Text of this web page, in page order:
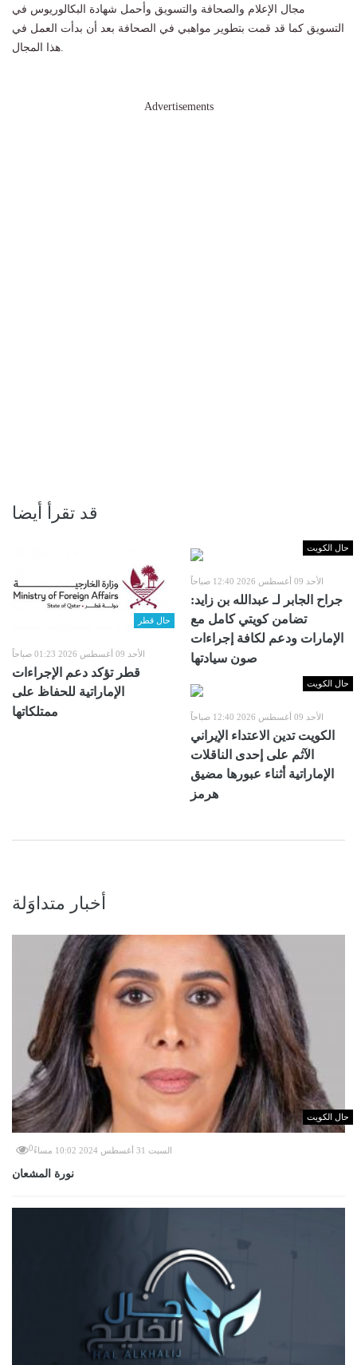
مجال الإعلام والصحافة والتسويق وأحمل شهادة البكالوريوس في
التسويق كما قد قمت بتطوير مواهبي في الصحافة بعد أن بدأت العمل في
هذا المجال.
Advertisements
قد تقرأ أيضا
حال قطر
الأحد 09 أغسطس 2026 01:23 صباحاً
قطر تؤكد دعم الإجراءات
الإماراتية للحفاظ على
ممتلكاتها
حال الكويت
الأحد 09 أغسطس 2026 12:40 صباحاً
جراح الجابر لـ عبدالله بن زايد:
تضامن كويتي كامل مع
الإمارات ودعم لكافة إجراءات
صون سيادتها
حال الكويت
الأحد 09 أغسطس 2026 12:40 صباحاً
الكويت تدين الاعتداء الإيراني
الآثم على إحدى الناقلات
الإماراتية أثناء عبورها مضيق
هرمز
أخبار متداوَلة
حال الكويت
السبت 31 أغسطس 2024 10:02 مساءً 0
نورة المشعان